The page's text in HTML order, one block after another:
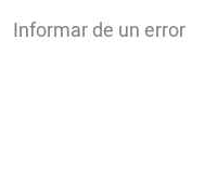
Informar de un error